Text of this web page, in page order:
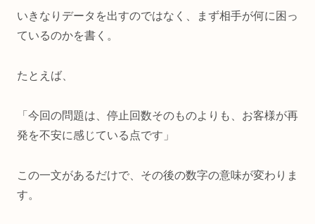
いきなりデータを出すのではなく、まず相手が何に困っ
ているのかを書く。
たとえば、
「今回の問題は、停止回数そのものよりも、お客様が再
発を不安に感じている点です」
この一文があるだけで、その後の数字の意味が変わりま
す。